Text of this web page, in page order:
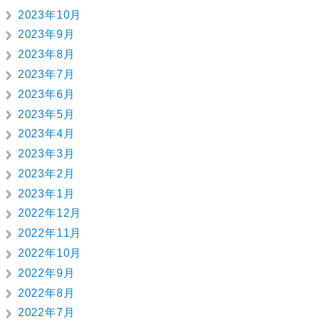
2023年10月
2023年9月
2023年8月
2023年7月
2023年6月
2023年5月
2023年4月
2023年3月
2023年2月
2023年1月
2022年12月
2022年11月
2022年10月
2022年9月
2022年8月
2022年7月